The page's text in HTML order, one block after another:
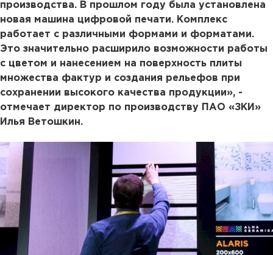
производства. В прошлом году была установлена
новая машина цифровой печати. Комплекс
работает с различными формами и форматами.
Это значительно расширило возможности работы
с цветом и нанесением на поверхность плиты
множества фактур и создания рельефов при
сохранении высокого качества продукции», -
отмечает директор по производству ПАО «ЗКИ»
Илья Ветошкин.